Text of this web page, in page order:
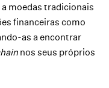
moedas tradicionais
financeiras como
as a encontrar
nos seus próprios